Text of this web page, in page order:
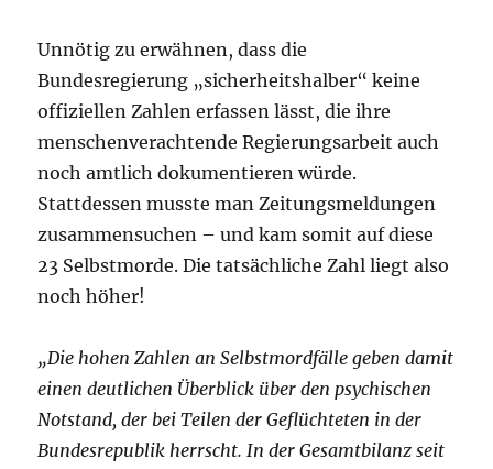
Unnötig zu erwähnen, dass die
Bundesregierung „sicherheitshalber“ keine
offiziellen Zahlen erfassen lässt, die ihre
menschenverachtende Regierungsarbeit auch
noch amtlich dokumentieren würde.
Stattdessen musste man Zeitungsmeldungen
zusammensuchen – und kam somit auf diese
23 Selbstmorde. Die tatsächliche Zahl liegt also
noch höher!
„Die hohen Zahlen an Selbstmordfälle geben damit
einen deutlichen Überblick über den psychischen
Notstand, der bei Teilen der Geflüchteten in der
Bundesrepublik herrscht. In der Gesamtbilanz seit